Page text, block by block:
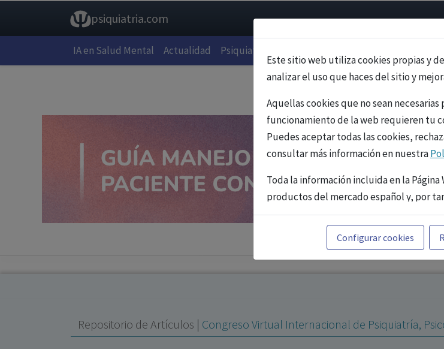
psiquiatria.com
IA en Salud Mental Actualidad Psiquiatría
Este sitio web utiliza cookies propias y
analizar el uso que haces del sitio y
Aquellas cookies que no sean necesarias
funcionamiento de la web requieren tu
Puedes aceptar todas las cookies,
consultar más información en nuestra
Toda la información incluida en la Página
productos del mercado español y, por
profesionales sanitarios legalmente
prescribir o dispensar medicamentos con
profesional. La información técnica de
a título meramente informativo, siendo
Configurar cookies
Repositorio de Artículos | Congreso Virtual Internacional de Psiquiatría,